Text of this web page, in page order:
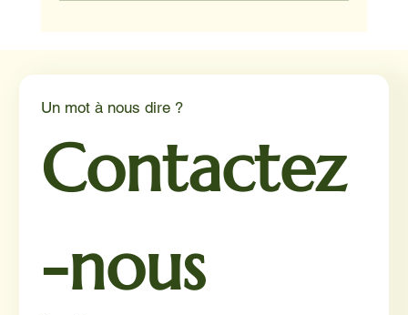
Un mot à nous dire ?
Contactez
-nous